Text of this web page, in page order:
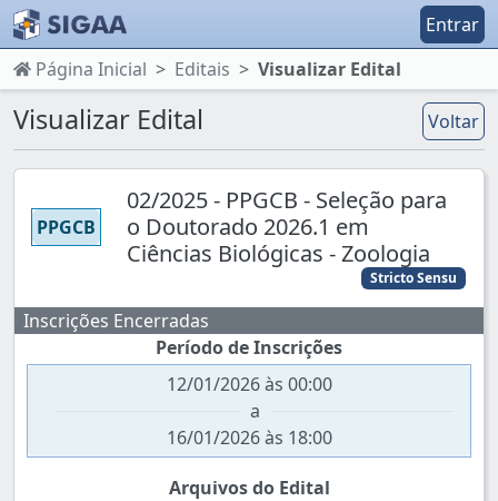
Entrar
Página Inicial
Editais Visualizar Edital
Visualizar Edital Voltar
PPGCB
02/2025 - PPGCB - Seleção para
o Doutorado 2026.1 em
Ciências Biológicas - Zoologia
Stricto Sensu
Inscrições Encerradas
Período de Inscrições
12/01/2026 às 00:00
a
16/01/2026 às 18:00
Arquivos do Edital